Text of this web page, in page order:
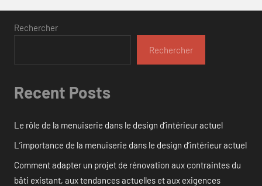
Rechercher
Rechercher
Recent Posts
Le rôle de la menuiserie dans le design d’intérieur actuel
L’importance de la menuiserie dans le design d’intérieur actuel
Comment adapter un projet de rénovation aux contraintes du
bâti existant, aux tendances actuelles et aux exigences